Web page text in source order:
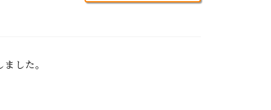
した。